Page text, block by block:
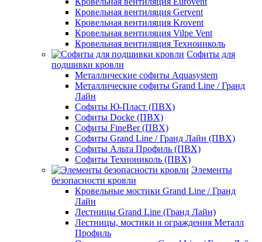
Кровельная вентиляция Gervent
Кровельная вентиляция Krovent
Кровельная вентиляция Vilpe Vent
Кровельная вентиляция Технониколь
Cофиты для
подшивки кровли
Металлические софиты Aquasystem
Металлические софиты Grand Line / Гранд
Лайн
Софиты Ю-Пласт (ПВХ)
Софиты Docke (ПВХ)
Софиты FineBer (ПВХ)
Софиты Grand Line / Гранд Лайн (ПВХ)
Софиты Альта Профиль (ПВХ)
Софиты Технониколь (ПВХ)
Элементы
безопасности кровли
Кровельные мостики Grand Line / Гранд
Лайн
Лестницы Grand Line (Гранд Лайн)
Лестницы, мостики и ограждения Металл
Профиль